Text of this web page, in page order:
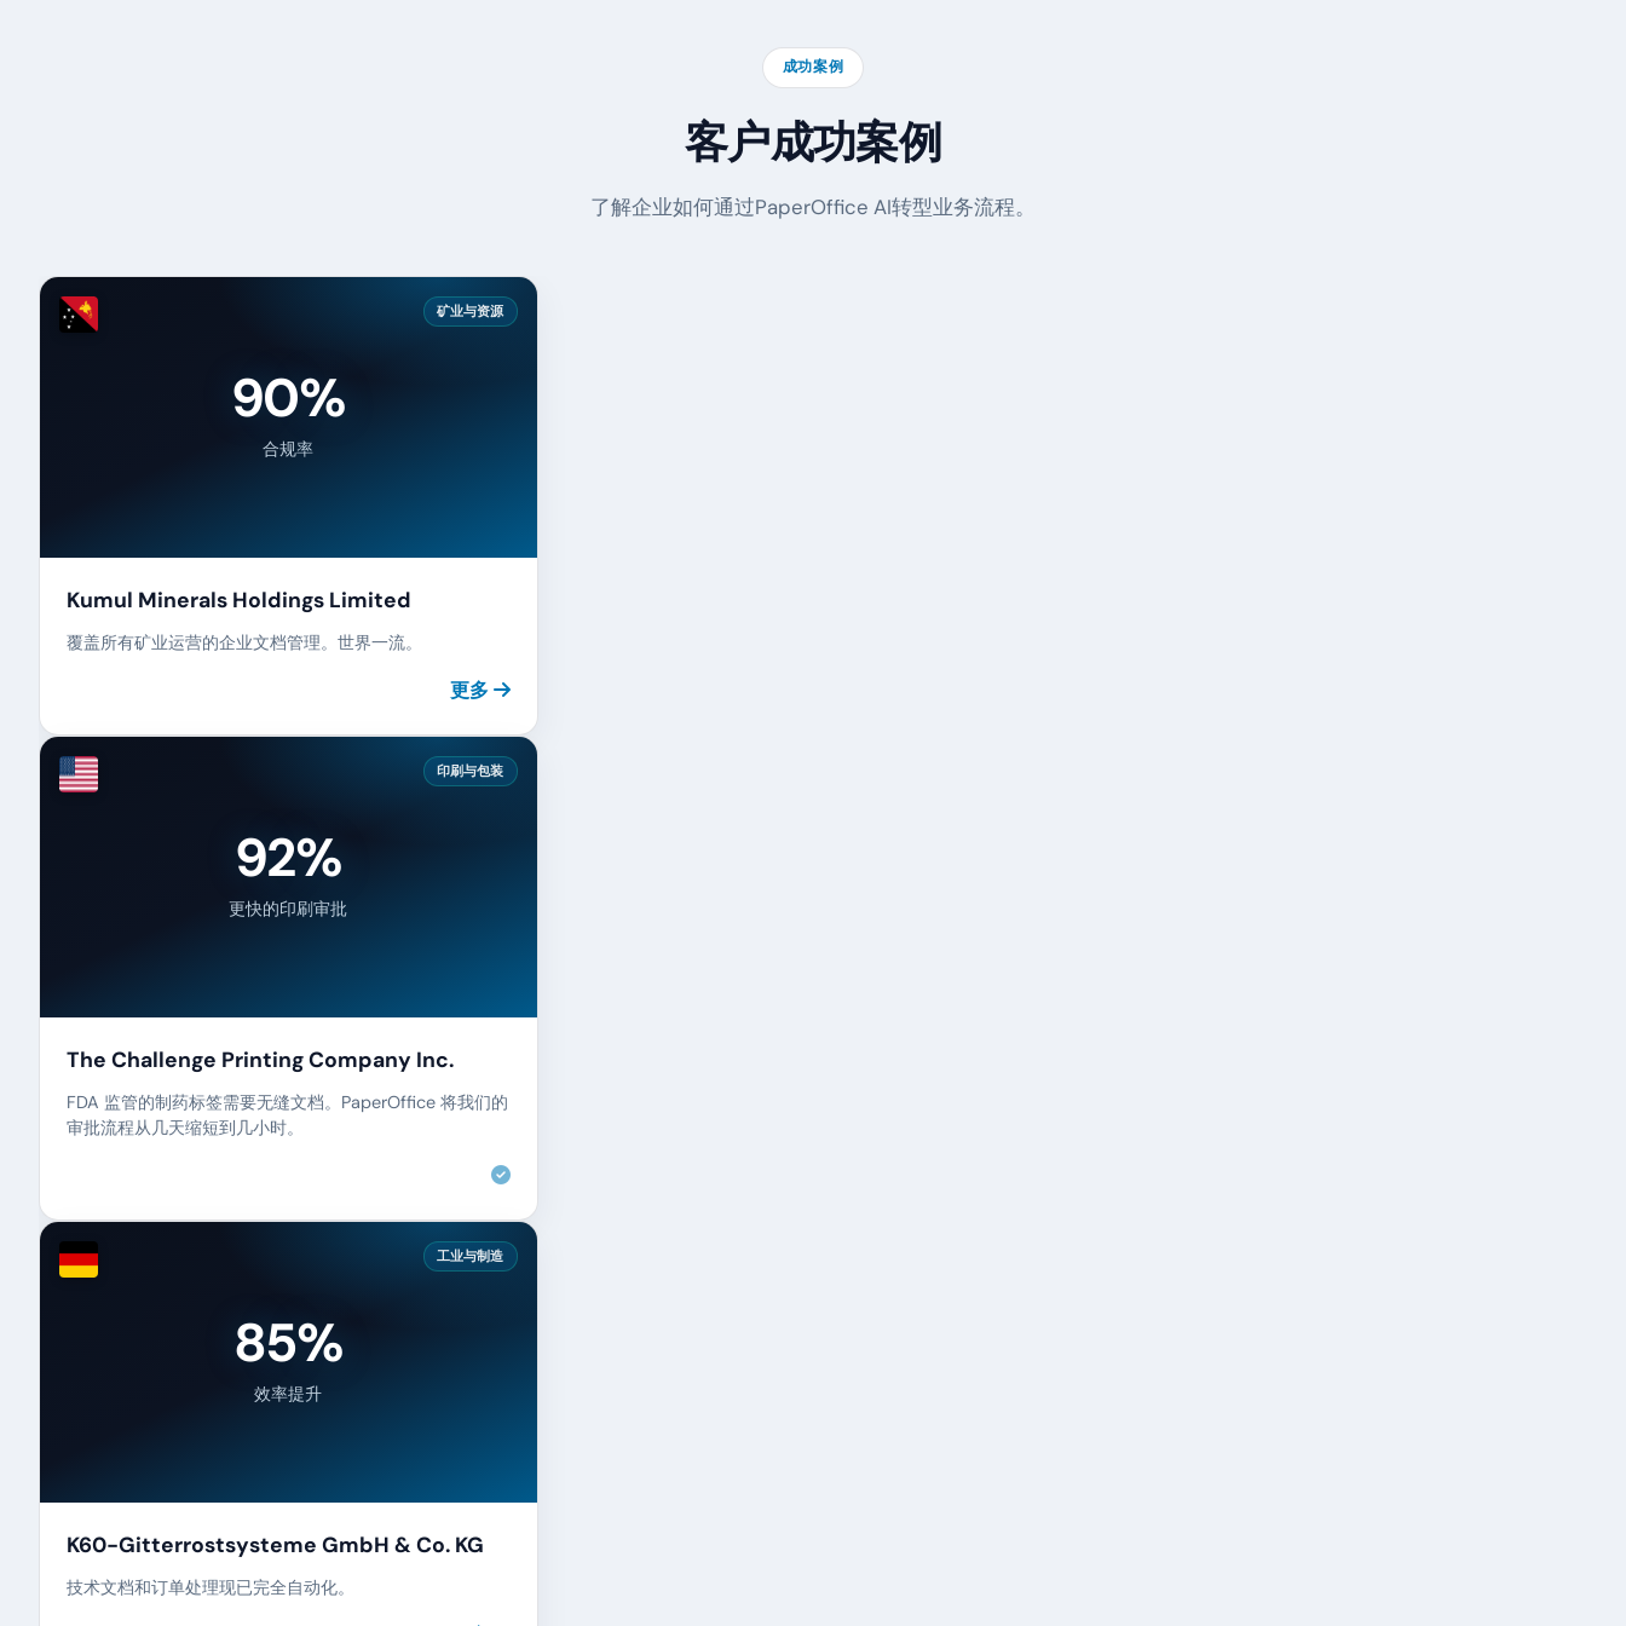
成功案例
客户成功案例
了解企业如何通过PaperOffice AI转型业务流程。
矿业与资源
90%
合规率
Kumul Minerals Holdings Limited
覆盖所有矿业运营的企业文档管理。世界一流。
更多
印刷与包装
92%
更快的印刷审批
The Challenge Printing Company Inc.
FDA 监管的制药标签需要无缝文档。PaperOffice 将我们的
审批流程从几天缩短到几小时。
工业与制造
85%
效率提升
K60-Gitterrostsysteme GmbH & Co. KG
技术文档和订单处理现已完全自动化。